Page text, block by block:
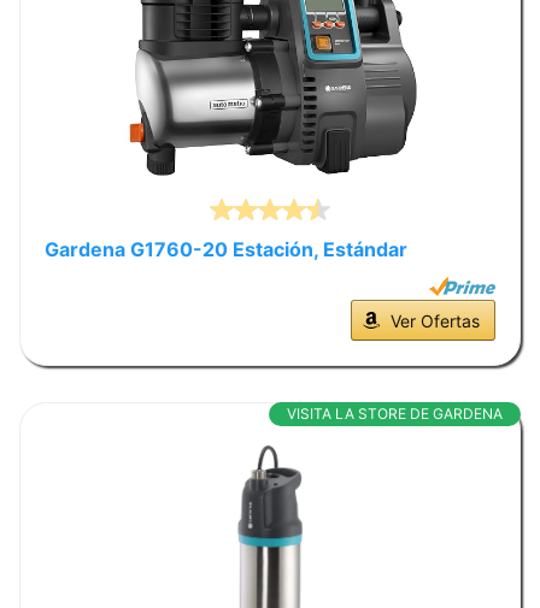
Gardena G1760-20 Estación, Estándar
Ver Ofertas
VISITA LA STORE DE GARDENA